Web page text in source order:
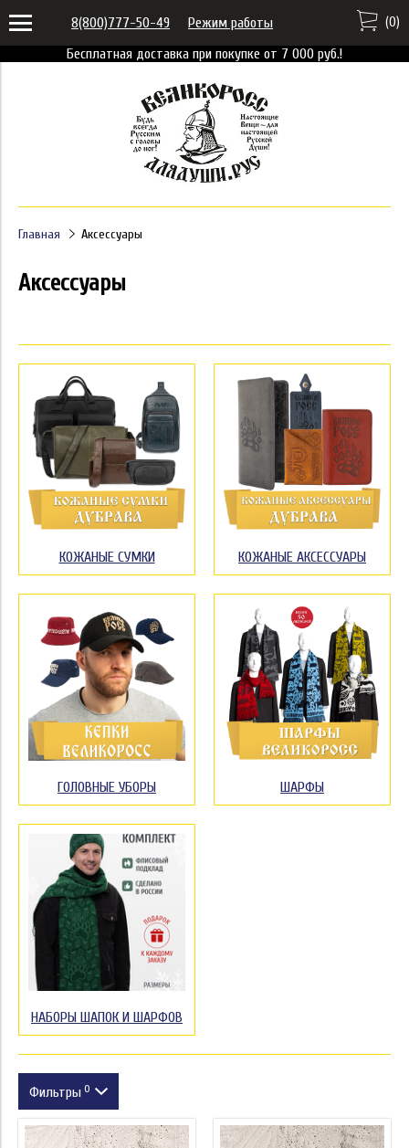
Бесплатная доставка при покупке от 7 000 руб.!
8(800)777-50-49 Режим работы (0)
Главная Аксессуары
Аксессуары
КОЖАНЫЕ СУМКИ КОЖАНЫЕ АКСЕССУАРЫ
ГОЛОВНЫЕ УБОРЫ ШАРФЫ
НАБОРЫ ШАПОК И ШАРФОВ
Фильтры 0
Размер